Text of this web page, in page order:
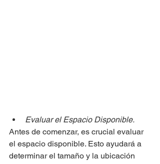
Evaluar el Espacio Disponible.
Antes de comenzar, es crucial evaluar
el espacio disponible. Esto ayudará a
determinar el tamaño y la ubicación